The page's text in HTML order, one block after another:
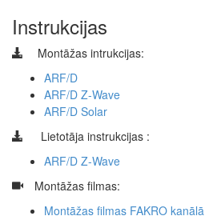
Instrukcijas
Montāžas intrukcijas:
ARF/D
ARF/D Z-Wave
ARF/D Solar
Lietotāja instrukcijas :
ARF/D Z-Wave
Montāžas filmas:
Montāžas filmas FAKRO kanālā